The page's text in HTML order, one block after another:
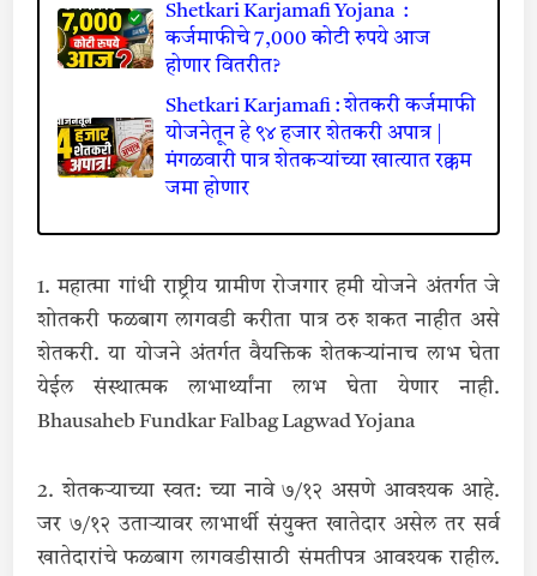
Shetkari Karjamafi Yojana :
कर्जमाफीचे 7,000 कोटी रुपये आज
होणार वितरीत?
Shetkari Karjamafi : शेतकरी कर्जमाफी
योजनेतून हे ९४ हजार शेतकरी अपात्र |
मंगळवारी पात्र शेतकऱ्यांच्या खात्यात रक्कम
जमा होणार
1. महात्मा गांधी राष्ट्रीय ग्रामीण रोजगार हमी योजने अंतर्गत जे
शोतकरी फळबाग लागवडी करीता पात्र ठरु शकत नाहीत असे
शेतकरी. या योजने अंतर्गत वैयक्तिक शेतकऱ्यांनाच लाभ घेता
येईल संस्थात्मक लाभार्थ्यांना लाभ घेता येणार नाही.
Bhausaheb Fundkar Falbag Lagwad Yojana
2. शेतकऱ्याच्या स्वत: च्या नावे ७/१२ असणे आवश्‍यक आहे.
जर ७/१२ उताऱ्यावर लाभार्थी संयुक्‍त खातेदार असेल तर सर्व
खातेदारांचे फळबाग लागवडीसाठी संमतीपत्र आवश्यक राहील.